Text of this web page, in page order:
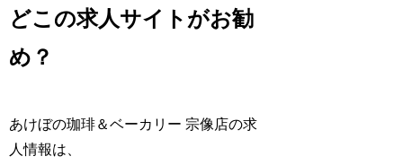
どこの求人サイトがお勧
め？
あけぼの珈琲＆ベーカリー 宗像店の求
人情報は、